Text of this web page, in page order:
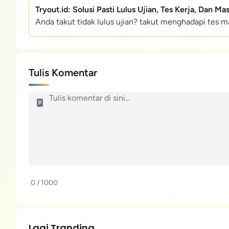
Tryout.id: Solusi Pasti Lulus Ujian, Tes Kerja, Dan
Anda takut tidak lulus ujian? takut menghadapi tes
Tulis Komentar
0 / 1000